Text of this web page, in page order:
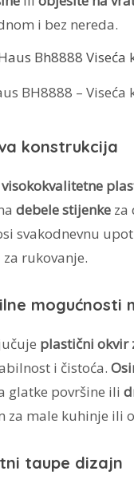
i bez nereda.
BH8888 – Viseća
konstrukcija
visokokvalitetne
debele stijenkeza
svakodnevnu
rukovanje.
mogućnosti
plastični okvir
i čistoća.
glatke površine ili
za male kuhinje ili
taupe dizajn